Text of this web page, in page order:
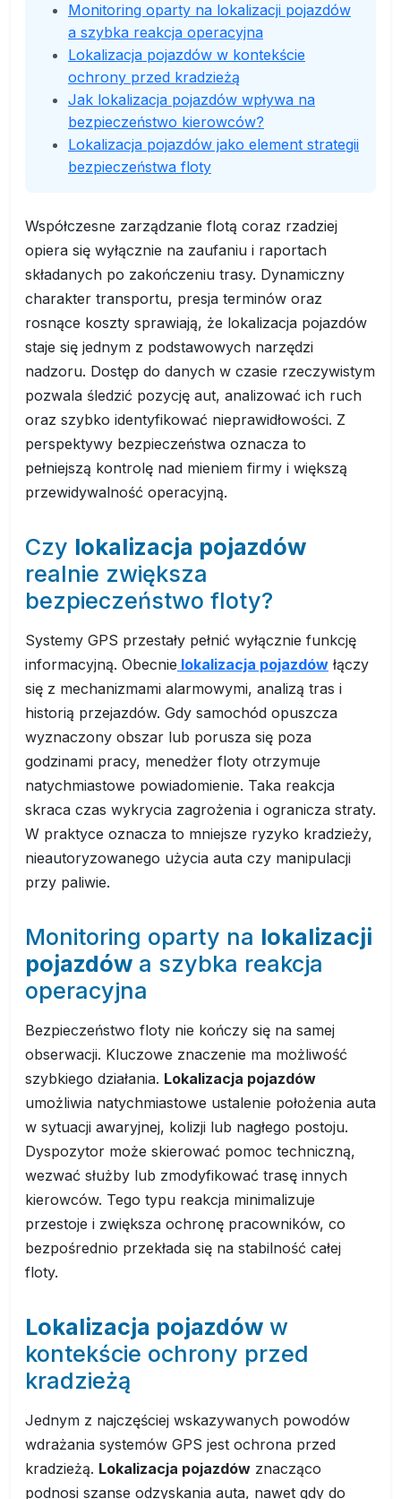
Monitoring oparty na lokalizacji pojazdów
a szybka reakcja operacyjna
Lokalizacja pojazdów w kontekście
ochrony przed kradzieżą
Jak lokalizacja pojazdów wpływa na
bezpieczeństwo kierowców?
Lokalizacja pojazdów jako element strategii
bezpieczeństwa floty
Współczesne zarządzanie flotą coraz rzadziej
opiera się wyłącznie na zaufaniu i raportach
składanych po zakończeniu trasy. Dynamiczny
charakter transportu, presja terminów oraz
rosnące koszty sprawiają, że lokalizacja pojazdów
staje się jednym z podstawowych narzędzi
nadzoru. Dostęp do danych w czasie rzeczywistym
pozwala śledzić pozycję aut, analizować ich ruch
oraz szybko identyfikować nieprawidłowości. Z
perspektywy bezpieczeństwa oznacza to
pełniejszą kontrolę nad mieniem firmy i większą
przewidywalność operacyjną.
Czy lokalizacja pojazdów
realnie zwiększa
bezpieczeństwo floty?
Systemy GPS przestały pełnić wyłącznie funkcję
informacyjną. Obecnie lokalizacja pojazdów łączy
się z mechanizmami alarmowymi, analizą tras i
historią przejazdów. Gdy samochód opuszcza
wyznaczony obszar lub porusza się poza
godzinami pracy, menedżer floty otrzymuje
natychmiastowe powiadomienie. Taka reakcja
skraca czas wykrycia zagrożenia i ogranicza straty.
W praktyce oznacza to mniejsze ryzyko kradzieży,
nieautoryzowanego użycia auta czy manipulacji
przy paliwie.
Monitoring oparty na lokalizacji
pojazdów a szybka reakcja
operacyjna
Bezpieczeństwo floty nie kończy się na samej
obserwacji. Kluczowe znaczenie ma możliwość
szybkiego działania. Lokalizacja pojazdów
umożliwia natychmiastowe ustalenie położenia auta
w sytuacji awaryjnej, kolizji lub nagłego postoju.
Dyspozytor może skierować pomoc techniczną,
wezwać służby lub zmodyfikować trasę innych
kierowców. Tego typu reakcja minimalizuje
przestoje i zwiększa ochronę pracowników, co
bezpośrednio przekłada się na stabilność całej
floty.
Lokalizacja pojazdów w
kontekście ochrony przed
kradzieżą
Jednym z najczęściej wskazywanych powodów
wdrażania systemów GPS jest ochrona przed
kradzieżą. Lokalizacja pojazdów znacząco
podnosi szanse odzyskania auta, nawet gdy do